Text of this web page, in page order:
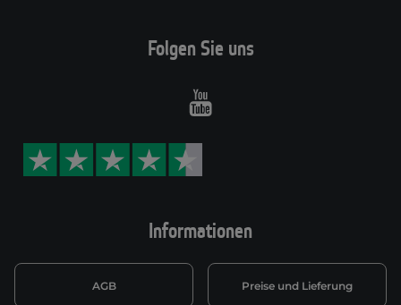
Informationen
AGB Preise und Lieferung
Folgen Sie uns
Youtube